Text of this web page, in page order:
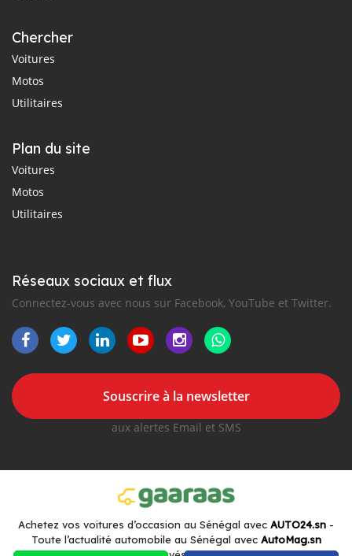
Chercher
Voitures
Motos
Utilitaires
Plan du site
Voitures
Motos
Utilitaires
Réseaux sociaux et flux
Connectez-vous avec nous sur Facebook, YouTube et Twitter.
Souscrire à la newsletter
aux alertes Email et SMS
Achetez vos voitures d’occasion au Sénégal avec AUTO24.sn -
Toute l’actualité automobile au Sénégal avec AutoMag.sn